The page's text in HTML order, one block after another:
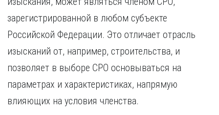
зарегистрированной в любом субъекте
Российской Федерации. Это отличает отрасль
изысканий от, например, строительства, и
позволяет в выборе СРО основываться на
параметрах и характеристиках, напрямую
влияющих на условия членства.